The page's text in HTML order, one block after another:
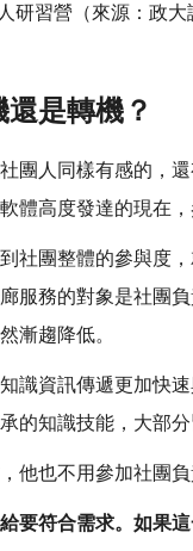
研習營（來源：政大
是轉機？
團人同樣有感的，
體高度發達的現在，
社團整體的參與度
服務的對象是社團
漸趨降低。
識資訊傳遞更加快
的知識技能，大部
他也不用參加社團
要符合需求。如果